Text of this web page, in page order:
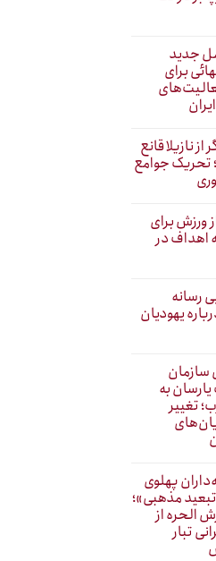
جدید
برای
نازیلا قانع
تحریک جوامع
ورزش برای
اهداف در
رسانه
یهودیان
سازمان
به
تغییر
پهلوی
مذهبی»؛
الحره از
تبار